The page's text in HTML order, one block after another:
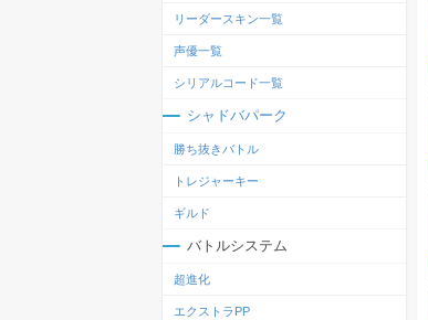
リーダースキン一覧
声優一覧
シリアルコード一覧
シャドバパーク
勝ち抜きバトル
トレジャーキー
ギルド
バトルシステム
超進化
エクストラPP